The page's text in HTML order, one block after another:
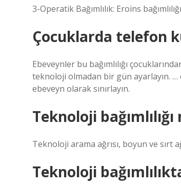
3-Operatik Bağımlılık: Eroins
Çocuklarda telefon
Ebeveynler bu bağımlılığı
teknoloji olmadan bir gün ayarlayın. …
ebeveyn olarak sınırlayın.
Teknoloji
Teknoloji arama ağrısı, boyun ve sırt
Teknoloji